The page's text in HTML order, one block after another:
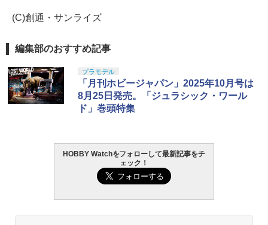
(C)創通・サンライズ
編集部のおすすめ記事
プラモデル
「月刊ホビージャパン」2025年10月号は
8月25日発売。「ジュラシック・ワール
ド」巻頭特集
HOBBY Watchをフォローして最新記事をチ
ェック！